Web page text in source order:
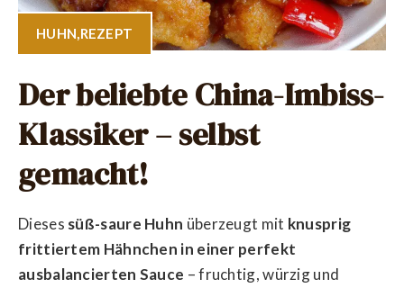
HUHN,REZEPT
Der beliebte China-Imbiss-
Klassiker – selbst
gemacht!
Dieses süß-saure Huhn überzeugt mit knusprig
frittiertem Hähnchen in einer perfekt
ausbalancierten Sauce – fruchtig, würzig und